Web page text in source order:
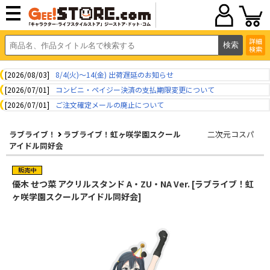
詳細
検索
[2026/08/03]
8/4(火)～14(金) 出荷遅延のお知らせ
[2026/07/01]
コンビニ・ペイジー決済の支払期限変更について
[2026/07/01]
ご注文確定メールの廃止について
ラブライブ！
ラブライブ！虹ヶ咲学園スクール
アイドル同好会
二次元コスパ
優木 せつ菜 アクリルスタンド A・ZU・NA Ver. [ラブライブ！虹
ヶ咲学園スクールアイドル同好会]